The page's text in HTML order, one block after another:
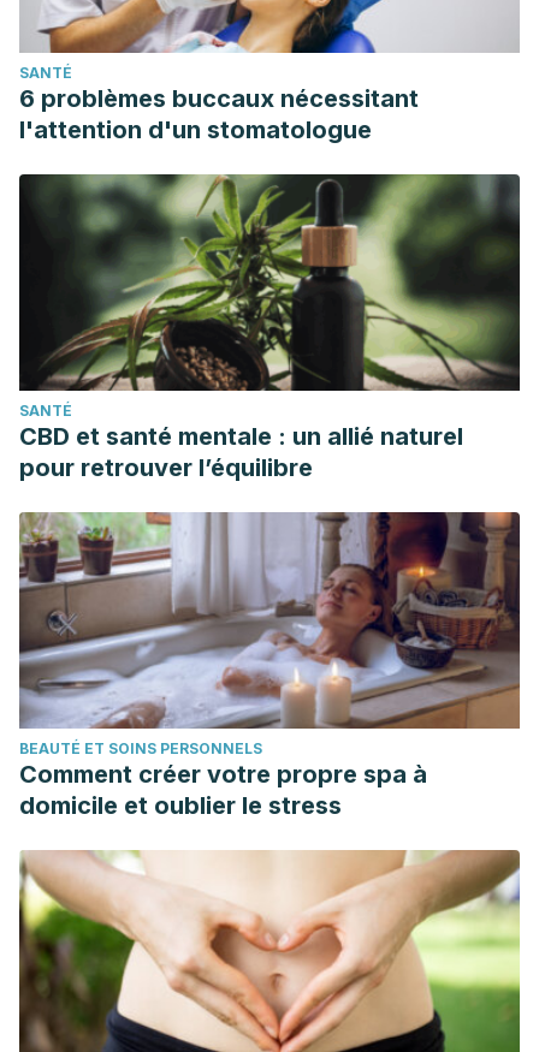
SANTÉ
6 problèmes buccaux nécessitant
l'attention d'un stomatologue
SANTÉ
CBD et santé mentale : un allié naturel
pour retrouver l’équilibre
BEAUTÉ ET SOINS PERSONNELS
Comment créer votre propre spa à
domicile et oublier le stress